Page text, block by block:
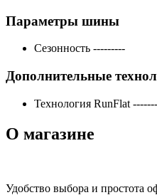
Параметры шины
Сезонность ---------
Дополнительные
Технология RunFlat
О магазине
Удобство выбора и простота